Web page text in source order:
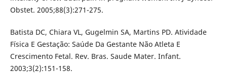
Obstet. 2005;88(3):271-275.
Batista DC, Chiara VL, Gugelmin SA, Martins PD. Atividade
Física E Gestação: Saúde Da Gestante Não Atleta E
Crescimento Fetal. Rev. Bras. Saude Mater. Infant.
2003;3(2):151-158.